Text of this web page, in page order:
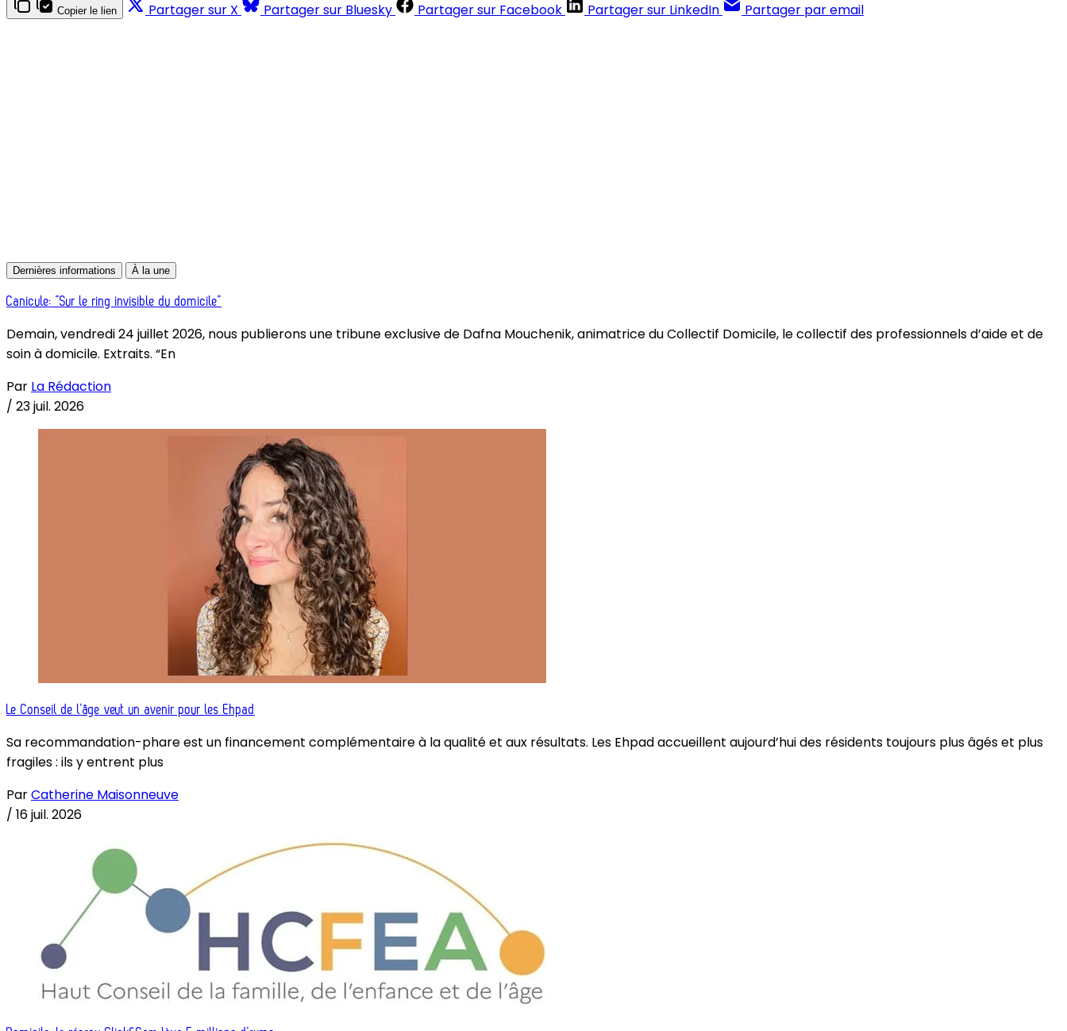
Copier le lien Partager sur X Partager sur Bluesky Partager sur Facebook Partager sur LinkedIn Partager par email
Dernières informations À la une
Canicule: “Sur le ring invisible du domicile”
Demain, vendredi 24 juillet 2026, nous publierons une tribune exclusive de Dafna Mouchenik, animatrice du Collectif Domicile, le collectif des professionnels d’aide et de
soin à domicile. Extraits. “En
Par La Rédaction
/ 23 juil. 2026
Le Conseil de l’âge veut un avenir pour les Ehpad
Sa recommandation-phare est un financement complémentaire à la qualité et aux résultats. Les Ehpad accueillent aujourd’hui des résidents toujours plus âgés et plus
fragiles : ils y entrent plus
ParCatherine Maisonneuve
/ 16 juil. 2026